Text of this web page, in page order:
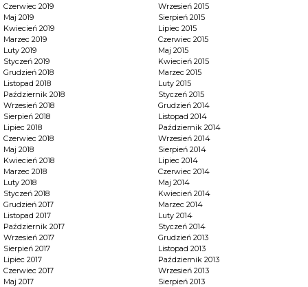
Czerwiec 2019
Maj 2019
Kwiecień 2019
Marzec 2019
Luty 2019
Styczeń 2019
Grudzień 2018
Listopad 2018
Październik 2018
Wrzesień 2018
Sierpień 2018
Lipiec 2018
Czerwiec 2018
Maj 2018
Kwiecień 2018
Marzec 2018
Luty 2018
Styczeń 2018
Grudzień 2017
Listopad 2017
Październik 2017
Wrzesień 2017
Sierpień 2017
Lipiec 2017
Czerwiec 2017
Maj 2017
Wrzesień 2015
Sierpień 2015
Lipiec 2015
Czerwiec 2015
Maj 2015
Kwiecień 2015
Marzec 2015
Luty 2015
Styczeń 2015
Grudzień 2014
Listopad 2014
Październik 2014
Wrzesień 2014
Sierpień 2014
Lipiec 2014
Czerwiec 2014
Maj 2014
Kwiecień 2014
Marzec 2014
Luty 2014
Styczeń 2014
Grudzień 2013
Listopad 2013
Październik 2013
Wrzesień 2013
Sierpień 2013